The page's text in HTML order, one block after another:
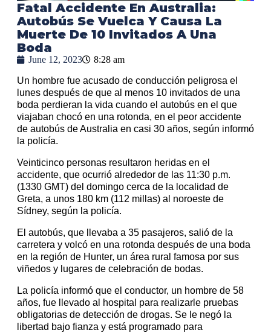
Fatal Accidente En Australia:
Autobús Se Vuelca Y Causa La
Muerte De 10 Invitados A Una
Boda
June 12, 2023 8:28 am
Un hombre fue acusado de conducción peligrosa el
lunes después de que al menos 10 invitados de una
boda perdieran la vida cuando el autobús en el que
viajaban chocó en una rotonda, en el peor accidente
de autobús de Australia en casi 30 años, según informó
la policía.
Veinticinco personas resultaron heridas en el
accidente, que ocurrió alrededor de las 11:30 p.m.
(1330 GMT) del domingo cerca de la localidad de
Greta, a unos 180 km (112 millas) al noroeste de
Sídney, según la policía.
El autobús, que llevaba a 35 pasajeros, salió de la
carretera y volcó en una rotonda después de una boda
en la región de Hunter, un área rural famosa por sus
viñedos y lugares de celebración de bodas.
La policía informó que el conductor, un hombre de 58
años, fue llevado al hospital para realizarle pruebas
obligatorias de detección de drogas. Se le negó la
libertad bajo fianza y está programado para